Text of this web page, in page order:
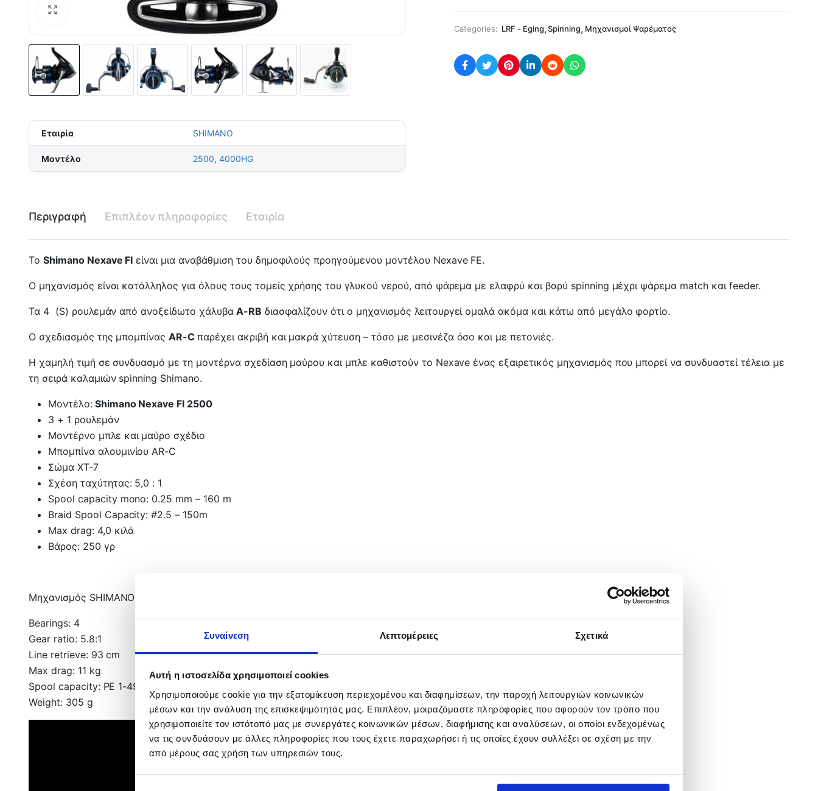
Συναίνεση Λεπτομέρειες Σχετικά
Αυτή η ιστοσελίδα χρησιμοποιεί cookies
Χρησιμοποιούμε cookie για την εξατομίκευση περιεχομένου και διαφημίσεων, την παροχή λειτουργιών κοινωνικών
μέσων και την ανάλυση της επισκεψιμότητάς μας. Επιπλέον, μοιραζόμαστε πληροφορίες που αφορούν τον τρόπο που
χρησιμοποιείτε τον ιστότοπό μας με συνεργάτες κοινωνικών μέσων, διαφήμισης και αναλύσεων, οι οποίοι ενδεχομένως
να τις συνδυάσουν με άλλες πληροφορίες που τους έχετε παραχωρήσει ή τις οποίες έχουν συλλέξει σε σχέση με την
από μέρους σας χρήση των υπηρεσιών τους.
Εταιρία SHIMANO
Μοντέλο 2500, 4000HG
Categories: LRF - Eging, Spinning, Μηχανισμοί Ψαρέματος
Περιγραφή Επιπλέον πληροφορίες Εταιρία
Το Shimano Nexave FI είναι μια αναβάθμιση του δημοφιλούς προηγούμενου μοντέλου Nexave FE.
Ο μηχανισμός είναι κατάλληλος για όλους τους τομείς χρήσης του γλυκού νερού, από ψάρεμα με ελαφρύ και βαρύ spinning μέχρι ψάρεμα match και feeder.
Τα 4 (S) ρουλεμάν από ανοξείδωτο χάλυβαA-RB διασφαλίζουν ότι ο μηχανισμός λειτουργεί ομαλά ακόμα και κάτω από μεγάλο φορτίο.
Ο σχεδιασμός της μπομπίναςAR-Cπαρέχει ακριβή και μακρά χύτευση – τόσο με μεσινέζα όσο και με πετονιές.
Η χαμηλή τιμή σε συνδυασμό με τη μοντέρνα σχεδίαση μαύρου και μπλε καθιστούν το Nexave ένας εξαιρετικός μηχανισμός που μπορεί να συνδυαστεί τέλεια με
τη σειρά καλαμιών spinning Shimano.
Μοντέλο:Shimano Nexave FI 2500
3 + 1 ρουλεμάν
Μοντέρνο μπλε και μαύρο σχέδιο
Μπομπίνα αλουμινίου AR-C
Σώμα XT-7
Σχέση ταχύτητας: 5,0 : 1
Spool capacity mono: 0.25 mm – 160 m
Braid Spool Capacity: #2.5 – 150m
Max drag: 4,0 κιλά
Βάρος: 250 γρ
Μηχανισμός SHIMANO NEXAVE FI 4000HG
Bearings: 4
Gear ratio: 5.8:1
Line retrieve: 93 cm
Max drag: 11 kg
Spool capacity: PE 1-490mt, 1.5-320mt, 2-240mt
Weight: 305 g